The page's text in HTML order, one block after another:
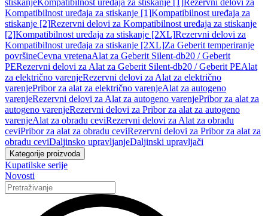
stiskanjeKompatibilnost uređaja za stiskanje [1]Rezervni delovi za
Kompatibilnost uređaja za stiskanje [1]Kompatibilnost uređaja za
stiskanje [2]Rezervni delovi za Kompatibilnost uređaja za stiskanje
[2]Kompatibilnost uređaja za stiskanje [2XL]Rezervni delovi za
Kompatibilnost uređaja za stiskanje [2XL]Za Geberit temperiranje
površineCevna vretenaAlat za Geberit Silent-db20 / Geberit
PERezervni delovi za Alat za Geberit Silent-db20 / Geberit PEAlat
za električno varenjeRezervni delovi za Alat za električno
varenjePribor za alat za električno varenjeAlat za autogeno
varenjeRezervni delovi za Alat za autogeno varenjePribor za alat za
autogeno varenjeRezervni delovi za Pribor za alat za autogeno
varenjeAlat za obradu ceviRezervni delovi za Alat za obradu
ceviPribor za alat za obradu ceviRezervni delovi za Pribor za alat za
obradu ceviDaljinsko upravljanjeDaljinski upravljači
Kategorije proizvoda
Kupatilske serije
Novosti